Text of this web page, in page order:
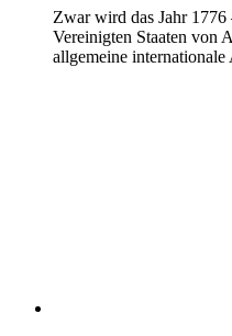
Zwar wird das Jahr 1776
Vereinigten Staaten von
allgemeine